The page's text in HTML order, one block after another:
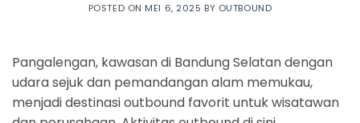
POSTED ON MEI 6, 2025 BY OUTBOUND
Pangalengan, kawasan di Bandung Selatan dengan
udara sejuk dan pemandangan alam memukau,
menjadi destinasi outbound favorit untuk wisatawan